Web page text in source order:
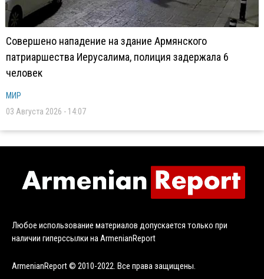
Совершено нападение на здание Армянского
патриаршества Иерусалима, полиция задержала 6
человек
МИР
03 Августа 2026 - 14:07
Любое использование материалов допускается только при
наличии гиперссылки на ArmenianReport
ArmenianReport © 2010-2022. Все права защищены.